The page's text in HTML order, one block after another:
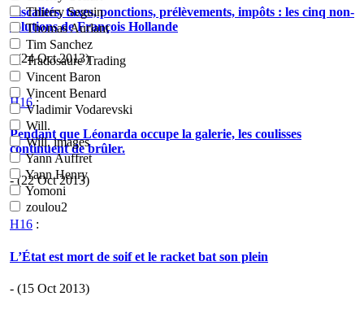
Thierry Seguin
Thomas Aurlant
Tim Sanchez
Tradosaure Trading
Vincent Baron
Vincent Benard
Vladimir Vodarevski
Will.
Will. images
Yann Auffret
Yann Henry
Yomoni
zoulou2
Fiscalités, taxes, ponctions, prélèvements, impôts : les cinq non-
solutions de François Hollande
- (24 Oct 2013)
H16:
Pendant que Léonarda occupe la galerie, les coulisses
continuent de brûler.
- (22 Oct 2013)
H16 :
L’État est mort de soif et le racket bat son plein
- (15 Oct 2013)